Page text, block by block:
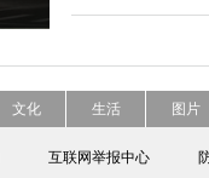
文化 生活 图片
互联网举报中心